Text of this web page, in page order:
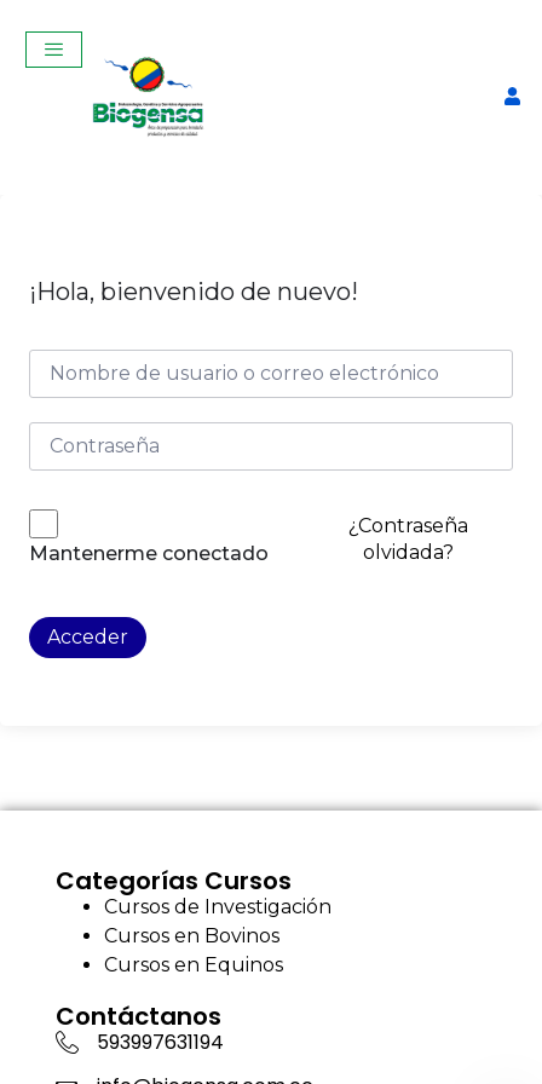
¡Hola, bienvenido de nuevo!
Mantenerme conectado
¿Contraseña
olvidada?
Acceder
Categorías Cursos
Cursos de Investigación
Cursos en Bovinos
Cursos en Equinos
Contáctanos
593997631194
Curso Virtual de Manejo y
Producción de Ganado
$40,00 + ADD